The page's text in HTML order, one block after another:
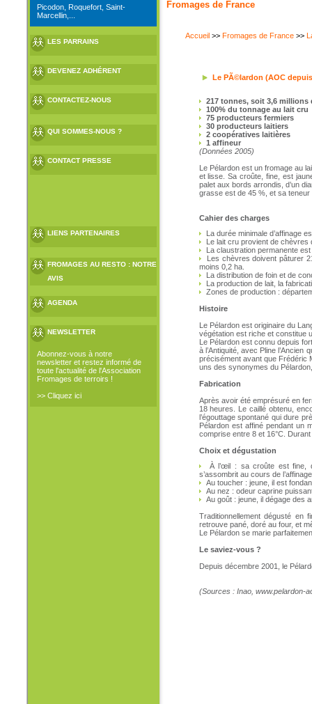
Picodon, Roquefort, Saint-
Marcellin,...
LES PARRAINS
DEVENEZ ADHÉRENT
CONTACTEZ-NOUS
QUI SOMMES-NOUS ?
CONTACT PRESSE
LIENS PARTENAIRES
FROMAGES AU RESTO : NOTRE
AVIS
AGENDA
NEWSLETTER
Abonnez-vous à notre
newsletter et restez informé de
toute l'actualité de l'Association
Fromages de terroirs !
>> Cliquez ici
Fromages de France
Accueil >> Fromages de France>>
Le PÃ©lardon (AOC
217 tonnes, soit 3,6 millions
100% du tonnage au lait cru
75 producteurs fermiers
30 producteurs laitiers
2 coopératives laitières
1 affineur
(Données 2005)
Le Pélardon est un fromage au
et lisse. Sa croûte, fine, est
palet aux bords arrondis, d’un
grasse est de 45 %, et sa
Cahier des charges
La durée minimale d’affinage
Le lait cru provient de chèvres
La claustration permanente est
Les chèvres doivent pâturer
moins 0,2 ha.
La distribution de foin et de
La production de lait, la
Zones de production :
Histoire
Le Pélardon est originaire du
végétation est riche et constitue
Le Pélardon est connu depuis
à l’Antiquité, avec Pline
précisément avant que Frédéric
uns des synonymes du
Fabrication
Après avoir été emprésuré en
18 heures. Le caillé obtenu,
l’égouttage spontané qui dure
Pélardon est affiné pendant un
comprise entre 8 et 16°C.
Choix et dégustation
À l’œil : sa croûte est fine,
s’assombrit au cours de
Au toucher : jeune, il est
Au nez : odeur caprine
Au goût : jeune, il dégage des
Traditionnellement dégusté en
retrouve pané, doré au four, et
Le Pélardon se marie
Le saviez-vous ?
Depuis décembre 2001, le
(Sources : Inao, www.pelardon-